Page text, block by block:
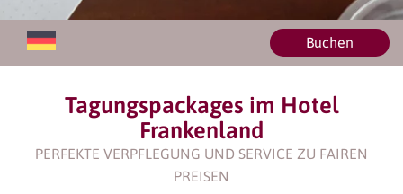
Buchen
Tagungspackages im Hotel
Frankenland
PERFEKTE VERPFLEGUNG UND SERVICE ZU FAIREN
PREISEN